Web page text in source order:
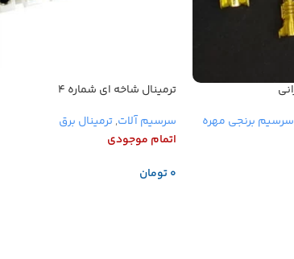
سرسیم برنجی مهره
ترمینال شاخه ای شماره ۴
سرسیم آلات,ترمینال برق
اتمام موجودی
تومان